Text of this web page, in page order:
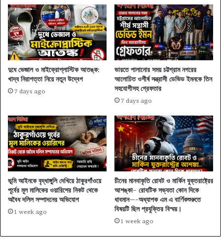
দুধে ভেজাল ও মাইক্রোপ্লাস্টিক আতঙ্ক:
খাদ্য নিরাপত্তা নিয়ে নতুন উদ্বেগ
7 days ago
ভারতে পালানোর সময় চট্টগ্রাম নগরের
আলোচিত ওশীর্ষ সন্ত্রাসী ডেভিড ইমনকে তিন
সহযোগীসহ গ্রেফতার
7 days ago
ভূমি আইনকে বৃদ্ধাঙ্গুলি দেখিয়ে ঠাকুরগাঁওয়ে
পূর্বের মূল মালিকের ওয়ারিশের নিকট থেকে
অবৈধ দলিল সম্পাদনের অভিযোগ
1 week ago
চীনের মানবাকৃতি রোবট ও মার্কিন যুক্তরাষ্ট্রের
আশঙ্কা– রোবটিক সভ্যতা কোন দিকে
ধাবমান—-অধ্যাপক এম এ বার্ণিকশুরুতে
বিষয়টি ছিল প্রযুক্তির বিস্ময়।
1 week ago